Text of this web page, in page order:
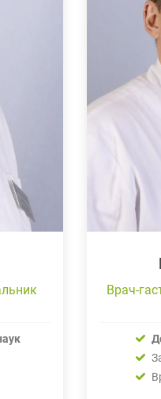
Врач-